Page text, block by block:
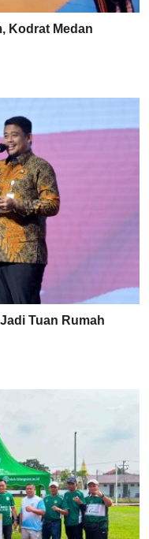
Kodrat Medan
Tuan Rumah